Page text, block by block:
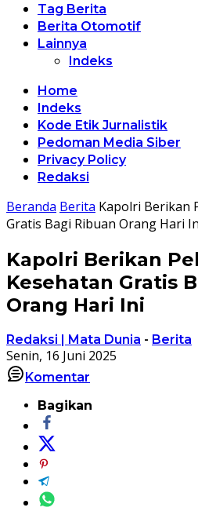
Tag Berita
Berita Otomotif
Lainnya
Indeks
Home
Indeks
Kode Etik Jurnalistik
Pedoman Media Siber
Privacy Policy
Redaksi
Beranda Berita Kapolri Berikan
Gratis Bagi Ribuan Orang Hari
Kapolri Berikan
Kesehatan Gratis
Orang Hari Ini
Redaksi | Mata Dunia - Berita
Senin, 16 Juni 2025
Komentar
Bagikan